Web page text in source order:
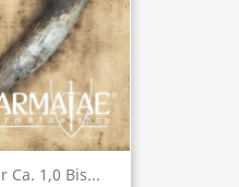
Ca. 1,0 Bis...